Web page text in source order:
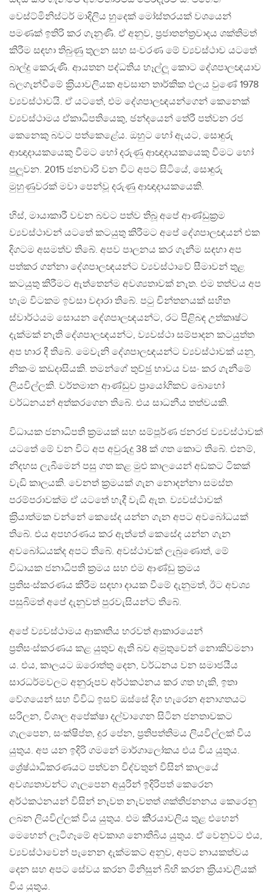
වෙස්ට්මිනිස්ටර් මාදිලිය හුදෙක් මෝස්තරයක් වශයෙන්
පමණක් ඉතිරි කර ගැනුණි. ඒ අනුව, ප‍්‍රජාතන්ත‍්‍රවාදය ශක්තිමත්
කිරීම සඳහා තිබුණු තුලන සහ සංවරණ මේ ව්‍යවස්ථාව යටතේ
බාල්දු කෙරුණි. ආයතන පද්ධතිය හෑල්ලූ කොට දේශපාලඥයාව
බලගැන්වීමේ ක‍්‍රියාවලියක අවසාන තාර්කික ඵලය වුණේ 1978
ව්‍යවස්ථාවයි. ඒ යටතේ, එම දේශපාලඥයන්ගෙන් කෙනෙක්
ව්‍යවස්ථාමය ඒකාධිපතියෙකු, ඡන්දයෙන් තේරී පත්වන රජ
කෙනෙකු බවට පත්කෙළේය. ඔහුට හෝ ඇයට, සොඳුරු
ආඥාදායකයෙකු වීමට හෝ දරුණු ආඥාදායකයෙකු වීමට හෝ
පුලූවන. 2015 ජනවාරි වන විට අපට සිටියේ, සොඳුරු
මුහුණුවරක් මවා පෙන්වූ දරුණු ආඥාදායකයෙකි.
හිස්, මායාකාරී වචන බවට පත්ව තිබූ අපේ ආණ්ඩුක‍්‍රම
ව්‍යවස්ථාවන් යටතේ කටයුතු කිරීමට අපේ දේශපාලඥයන් එක
දිගටම අසමත්ව තිබේ. අපව පාලනය කර ගැනීම සඳහා අප
පත්කර ගන්නා දේශපාලඥයන්ට ව්‍යවස්ථාවේ සීමාවන් තුළ
කටයුතු කිරීමට ඇත්තෙන්ම අවශ්‍යතාවක් නැත. එම තත්වය අප
හැම විටකම ඉවසා වදාරා තිබේ. පටු චින්තනයක් සහිත
ස්වාර්ථයම සොයන දේශපාලඥයන්ට, රට පිළිබඳ උත්කෘෂ්ට
දැක්මක් නැති දේශපාලඥයන්ට, ව්‍යවස්ථා සම්පාදන කටයුත්ත
අප භාර දී තිබේ. මෙවැනි දේශපාලඥයන්ට ව්‍යවස්ථාවක් යනු,
නිකංම කඩදාසියකි. තමන්ගේ තුච්ඡු භාවය වසං කර ගැනීමේ
ලියවිල්ලකි. වර්තමාන ආණ්ඩුව ප‍්‍රායෝගිකව බොහෝ
වර්ධනයන් අත්කරගෙන තිබේ. එය සාධනීය තත්වයකි.
විධායක ජනාධිපති ක‍්‍රමයක් සහ සම්පූර්ණ ජනරජ ව්‍යවස්ථාවක්
යටතේ මේ වන විට අප අවුරුදු 38 ක් ගත කොට තිබේ. එනම්,
නිදහස ලැබීමෙන් පසු ගත කළ මුළු කාලයෙන් අඩකට ටිකක්
වැඩි කාලයකි. වෙනත් ක‍්‍රමයක් ගැන නොදන්නා සමස්ත
පරම්පරාවක්ම ඒ යටතේ හැදී වැඞී ඇත. ව්‍යවස්ථාවක්
ක‍්‍රියාත්මක වන්නේ කෙසේද යන්න ගැන අපට අවබෝධයක්
තිබේ. එය අපහරණය කර ඇත්තේ කෙසේද යන්න ගැන
අවබෝධයක්ද අපට තිබේ. අවස්ථාවක් ලැබුණොත්, මේ
විධායක ජනාධිපති ක‍්‍රමය සහ එම ආණ්ඩු ක‍්‍රමය
ප‍්‍රතිසංස්කරණය කිරීම සඳහා දායක වීමේ දැනුමත්, ඊට අවශ්‍ය
පසුබිමත් අපේ දැනුවත් පුරවැසියන්ට තිබේ.
අපේ ව්‍යවස්ථාමය ආකෘතිය හරවත් ආකාරයෙන්
ප‍්‍රතිසංස්කරණය කළ යුතුව ඇති බව අමුතුවෙන් නොකිවමනා
ය. එය, කාලයට ඔරොත්තු දෙන, වර්ධනය වන සමාජයීය
සාරධර්මවලට අනුරූපව අර්ථකථනය කර ගත හැකි, ඉතා
වේගයෙන් සහ විවිධ ඉසව් ඔස්සේ දිග හැරෙන අනාගතයට
සරිලන, විශාල අපේක්ෂා දල්වාගෙන සිටින ජනතාවකට
ගැලපෙන, සංක්ෂිප්ත, දුර පේන, ප‍්‍රතිපත්තිමය ලියවිල්ලක් විය
යුතුය. අප යන ඉදිරි ගමනේ මාර්ගාලෝකය එය විය යුතුය.
ශ්‍රේෂ්ඨාධිකරණයට පත්වන විද්වතුන් විසින් කාලයේ
අවශ්‍යතාවන්ට ගැලපෙන අයුරින් ඉදිරිපත් කෙරෙන
අර්ථකථනයන් විසින් නැවත නැවතත් ශක්තිජනනය කෙරෙනු
ලබන ලියවිල්ලක් විය යුතුය. එම කි‍්‍රයාවලිය තුළ එහෙන්
මෙහෙන් ලෑටිගෑමේ අවකාශ නොතිබිය යුතුය. ඒ වෙනුවට එය,
ව්‍යවස්ථාවෙන් පැනෙන දැක්මකට අනුව, අපට නායකත්වය
දෙන සහ අපට සේවය කරන මිනිසුන් බිහි කරන ක‍්‍රියාවලියක්
විය යුතුය.